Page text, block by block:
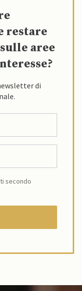
restare
aree
di
secondo